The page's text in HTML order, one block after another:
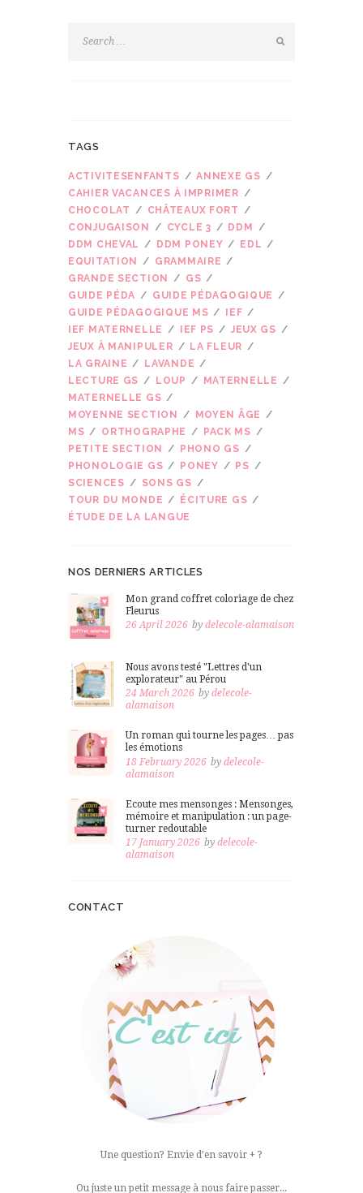
TAGS
ACTIVITESENFANTS
ANNEXE GS
CAHIER VACANCES À IMPRIMER
CHOCOLAT
CHÂTEAUX FORT
CONJUGAISON
CYCLE 3
DDM
DDM CHEVAL
DDM PONEY
EDL
EQUITATION
GRAMMAIRE
GRANDE SECTION
GS
GUIDE PÉDA
GUIDE PÉDAGOGIQUE
GUIDE PÉDAGOGIQUE MS
IEF
IEF MATERNELLE
IEF PS
JEUX GS
JEUX À MANIPULER
LA FLEUR
LA GRAINE
LAVANDE
LECTURE GS
LOUP
MATERNELLE
MATERNELLE GS
MOYENNE SECTION
MOYEN ÂGE
MS
ORTHOGRAPHE
PACK MS
PETITE SECTION
PHONO GS
PHONOLOGIE GS
PONEY
PS
SCIENCES
SONS GS
TOUR DU MONDE
ÉCITURE GS
ÉTUDE DE LA LANGUE
NOS DERNIERS ARTICLES
Mon grand coffret coloriage de chez
Fleurus
26 April 2026 bydelecole-alamaison
Nous avons testé "Lettres d'un
explorateur" au Pérou
24 March 2026 bydelecole-
alamaison
Un roman qui tourne les pages… pas
les émotions
18 February 2026 bydelecole-
alamaison
Ecoute mes mensonges : Mensonges,
mémoire et manipulation : un page-
turner redoutable
17 January 2026 bydelecole-
alamaison
CONTACT
Une question? Envie d’en savoir + ?
Ou juste un petit message à nous faire passer...